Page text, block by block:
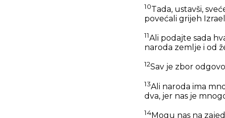
10Tada, ustavši,
povećali grijeh
11Ali podajte sada
naroda zemlje i od
12Sav je zbor
13Ali naroda ima
dva, jer nas je
14Mogu nas na